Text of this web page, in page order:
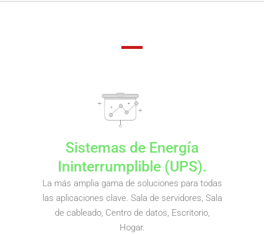
Sistemas de Energía
Ininterrumplible (UPS).
La más amplia gama de soluciones para todas
las aplicaciones clave. Sala de servidores, Sala
de cableado, Centro de datos, Escritorio,
Hogar.